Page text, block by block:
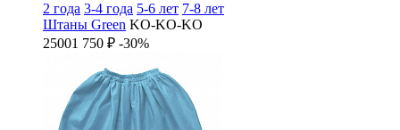
2 года 3-4 года 5-6 лет 7-8 лет
Штаны Green KO-KO-KO
25001 750 ₽ -30%